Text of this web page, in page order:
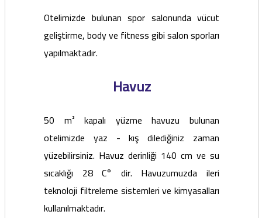
Otelimizde bulunan spor salonunda vücut
geliştirme, body ve fitness gibi salon sporları
yapılmaktadır.
Havuz
50 m² kapalı yüzme havuzu bulunan
otelimizde yaz - kış dilediğiniz zaman
yüzebilirsiniz. Havuz derinliği 140 cm ve su
sıcaklığı 28 C° dir. Havuzumuzda ileri
teknoloji filtreleme sistemleri ve kimyasalları
kullanılmaktadır.